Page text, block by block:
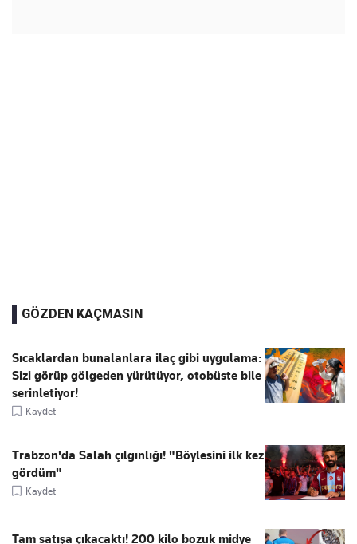
GÖZDEN KAÇMASIN
Sıcaklardan bunalanlara ilaç gibi uygulama:
Sizi görüp gölgeden yürütüyor, otobüste bile
serinletiyor!
Kaydet
Trabzon'da Salah çılgınlığı! "Böylesini ilk kez
gördüm"
Kaydet
Tam satışa çıkacaktı! 200 kilo bozuk midye